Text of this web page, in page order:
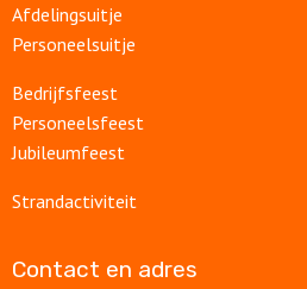
Afdelingsuitje
Personeelsuitje
Bedrijfsfeest
Personeelsfeest
Jubileumfeest
Strandactiviteit
Contact en adres